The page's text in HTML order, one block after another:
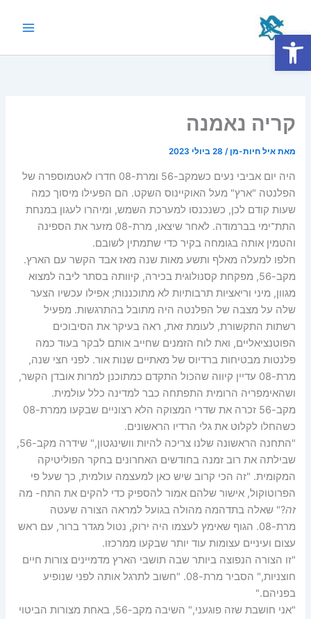
קריה נאמנה
מאתאיל חיות-מן/ 28 ביולי 2023
היה יום אביבי נעים כשמקב-56 ומרת-08 חדרו לאטמוספרה של
הפלנטה "ארץ" מעל האוקיינוס השקט. הם הפעילו מיסוך כמה
שעות קודם לכן, כשנכנסו למערכת השמש, ומיהרו לעגון במנחת
התת־ימי בברמודה. לאחר שיצאו, מרת-08 מזער את הספינה
והטמין אותה בגומחה בקיר כדי שתמתין לשובם.
חלפו למעלה מאלף ותשע מאות שנה מאז אבד הקשר עם הארץ.
מקב-56, מפקחת קסנולוגית בכירה, קיוותה בסתר ליבה למצוא
מגוון, מיני וריאציות תרבותיות לא מתוכננות; אפילו עכשיו הצער
שלה על מצבה של הפלנטה היה מתובל בהתרגשות. מפעיל
רשתות התקשורת, לעומת זאת, ראה בעיקר את הסיבוכים
הפוטנציאליים, ואת לוח הזמנים שחייב אותם לבקר בעוד כמה
פלנטות מבטיחות ברדיוס של מאתיים שנות אור. לפני חצי שנה,
מרת-08 עדיין קיווה שהכול התקדם כמתוכנן למרות אובדן הקשר,
ושהאימפריה הרומית התפתחה כבר למדינה כלל עולמית.
מקב-56 זכרה את שדרי המצוקה הלא רצוניים שבקעו ממרת-08
כשהחלו לקלוט את גלי הרדיו הראשונים.
"התחנה הראשונה שלנו צריכה להיות וושינגטון," שידרה מקב-56,
שבילתה את רוב זמנה בחודשים האחרונים בחקר הפוליטיקה
המקומית. "זה הכי קרוב שיש כאן למעצמה עולמית, כך שעל פי
הפרוטוקול, אישור שלהם אמור להספיק כדי להקים את התח- מה
זה?" שאלה בתדהמה מהולה בגועל למראה הצורה שעטה
מרת-08. הגוף שאימץ לעצמו היה ירוק, נטול מגדר ברור, עם ראש
עצום ועיניים עצומות עוד יותר שבקעו ממרכזו.
"זו הצורה הנפוצה ביותר שבה תושבי הארץ מדמיינים צורות חיים
חוצניות," הסביר מרת-08. "חשוב לתרגל אותה לפני שנופיע
בפניהם."
"אני חושבת שזה פוגעני," השיבה מקב-56, באחת מצורות הביטוי
פתח סרגל נגישות